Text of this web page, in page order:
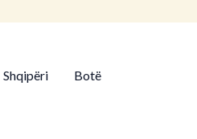
Shqipëri
Botë